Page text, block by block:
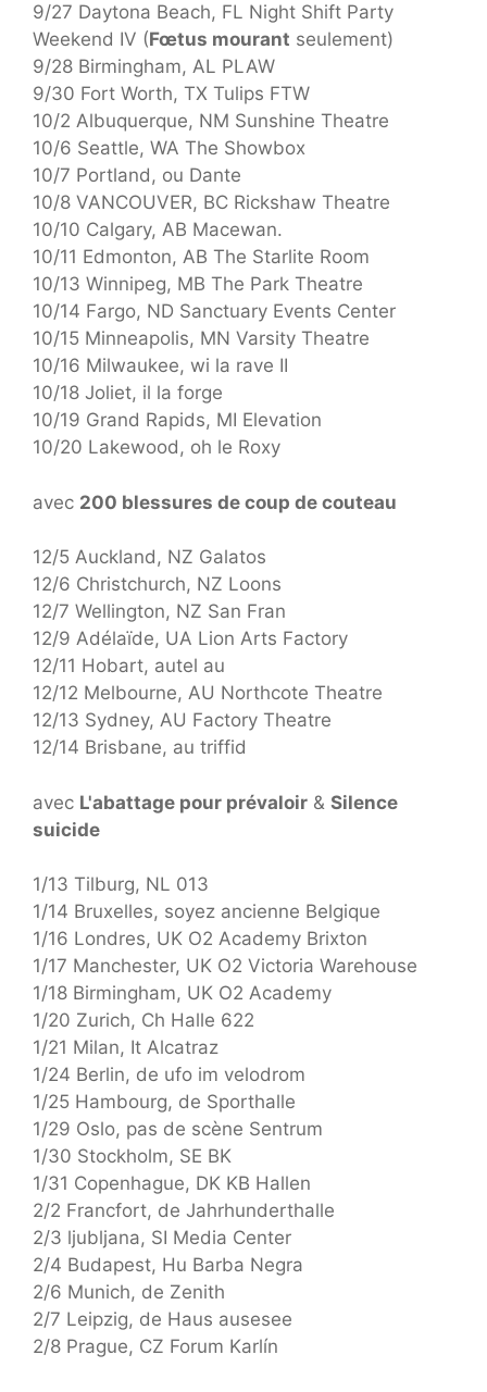
9/27 Daytona Beach, FL Night Shift Party
Weekend IV (Fœtus mourant seulement)
9/28 Birmingham, AL PLAW
9/30 Fort Worth, TX Tulips FTW
10/2 Albuquerque, NM Sunshine Theatre
10/6 Seattle, WA The Showbox
10/7 Portland, ou Dante
10/8 VANCOUVER, BC Rickshaw Theatre
10/10 Calgary, AB Macewan.
10/11 Edmonton, AB The Starlite Room
10/13 Winnipeg, MB The Park Theatre
10/14 Fargo, ND Sanctuary Events Center
10/15 Minneapolis, MN Varsity Theatre
10/16 Milwaukee, wi la rave II
10/18 Joliet, il la forge
10/19 Grand Rapids, MI Elevation
10/20 Lakewood, oh le Roxy
avec 200 blessures de coup de couteau
12/5 Auckland, NZ Galatos
12/6 Christchurch, NZ Loons
12/7 Wellington, NZ San Fran
12/9 Adélaïde, UA Lion Arts Factory
12/11 Hobart, autel au
12/12 Melbourne, AU Northcote Theatre
12/13 Sydney, AU Factory Theatre
12/14 Brisbane, au triffid
avec L'abattage pour prévaloir & Silence
suicide
1/13 Tilburg, NL 013
1/14 Bruxelles, soyez ancienne Belgique
1/16 Londres, UK O2 Academy Brixton
1/17 Manchester, UK O2 Victoria Warehouse
1/18 Birmingham, UK O2 Academy
1/20 Zurich, Ch Halle 622
1/21 Milan, It Alcatraz
1/24 Berlin, de ufo im velodrom
1/25 Hambourg, de Sporthalle
1/29 Oslo, pas de scène Sentrum
1/30 Stockholm, SE BK
1/31 Copenhague, DK KB Hallen
2/2 Francfort, de Jahrhunderthalle
2/3 ljubljana, SI Media Center
2/4 Budapest, Hu Barba Negra
2/6 Munich, de Zenith
2/7 Leipzig, de Haus ausesee
2/8 Prague, CZ Forum Karlín